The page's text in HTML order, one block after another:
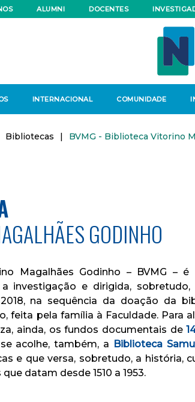
ALUMNI DOCENTES
INTERNACIONAL COMUNIDADE
Bibliotecas | BVMG - Biblioteca Vitorino
GODINHO
Magalhães Godinho – BVMG – é
investigação e dirigida, sobretudo,
na sequência da doação da
feita pela família à Faculdade. Para
ainda, os fundos documentais de
acolhe, também, a Biblioteca
e que versa, sobretudo, a história,
datam desde 1510 a 1953.